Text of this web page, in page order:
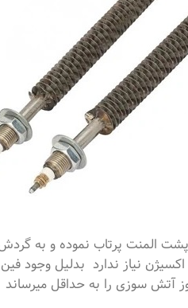
پشت المنت پرتاب نموده و به
اکسیژن نیاز ندارد بدلیل وجود
آتش سوزی را به حداقل میرساند